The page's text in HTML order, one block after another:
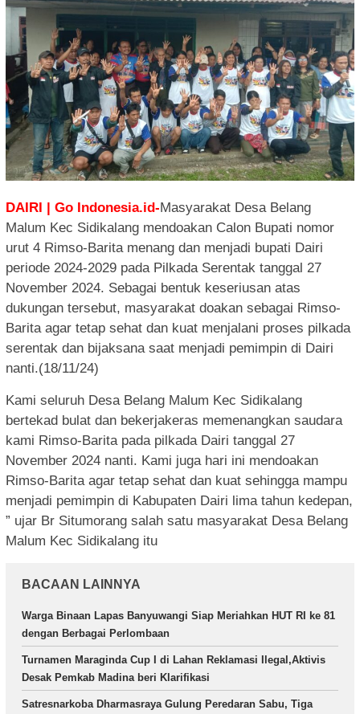
DAIRI | Go Indonesia.id-Masyarakat Desa Belang
Malum Kec Sidikalang mendoakan Calon Bupati nomor
urut 4 Rimso-Barita menang dan menjadi bupati Dairi
periode 2024-2029 pada Pilkada Serentak tanggal 27
November 2024. Sebagai bentuk keseriusan atas
dukungan tersebut, masyarakat doakan sebagai Rimso-
Barita agar tetap sehat dan kuat menjalani proses pilkada
serentak dan bijaksana saat menjadi pemimpin di Dairi
nanti.(18/11/24)
Kami seluruh Desa Belang Malum Kec Sidikalang
bertekad bulat dan bekerjakeras memenangkan saudara
kami Rimso-Barita pada pilkada Dairi tanggal 27
November 2024 nanti. Kami juga hari ini mendoakan
Rimso-Barita agar tetap sehat dan kuat sehingga mampu
menjadi pemimpin di Kabupaten Dairi lima tahun kedepan,
” ujar Br Situmorang salah satu masyarakat Desa Belang
Malum Kec Sidikalang itu
BACAAN LAINNYA
Warga Binaan Lapas Banyuwangi Siap Meriahkan HUT RI ke 81
dengan Berbagai Perlombaan
Turnamen Maraginda Cup I di Lahan Reklamasi Ilegal,Aktivis
Desak Pemkab Madina beri Klarifikasi
Satresnarkoba Dharmasraya Gulung Peredaran Sabu, Tiga